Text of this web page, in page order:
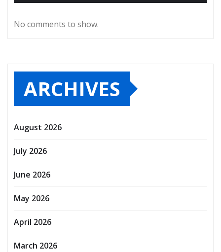
No comments to show.
ARCHIVES
August 2026
July 2026
June 2026
May 2026
April 2026
March 2026